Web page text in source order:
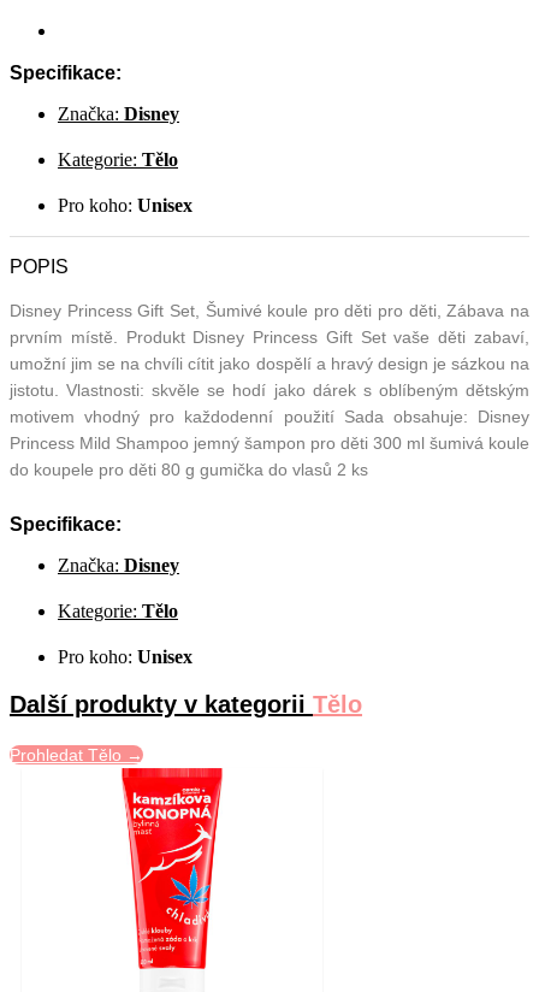
Specifikace:
Značka: Disney
Kategorie: Tělo
Pro koho: Unisex
POPIS
Disney Princess Gift Set, Šumivé koule pro děti pro děti, Zábava na
prvním místě. Produkt Disney Princess Gift Set vaše děti zabaví,
umožní jim se na chvíli cítit jako dospělí a hravý design je sázkou na
jistotu. Vlastnosti: skvěle se hodí jako dárek s oblíbeným dětským
motivem vhodný pro každodenní použití Sada obsahuje: Disney
Princess Mild Shampoo jemný šampon pro děti 300 ml šumivá koule
do koupele pro děti 80 g gumička do vlasů 2 ks
Specifikace:
Značka: Disney
Kategorie: Tělo
Pro koho: Unisex
Další produkty v kategorii Tělo
Prohledat Tělo →